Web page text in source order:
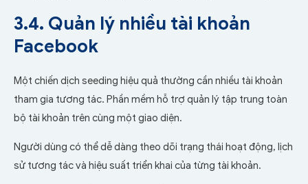
3.4. Quản lý nhiều tài khoản
Facebook
Một chiến dịch seeding hiệu quả thường cần nhiều tài khoản
tham gia tương tác. Phần mềm hỗ trợ quản lý tập trung toàn
bộ tài khoản trên cùng một giao diện.
Người dùng có thể dễ dàng theo dõi trạng thái hoạt động, lịch
sử tương tác và hiệu suất triển khai của từng tài khoản.